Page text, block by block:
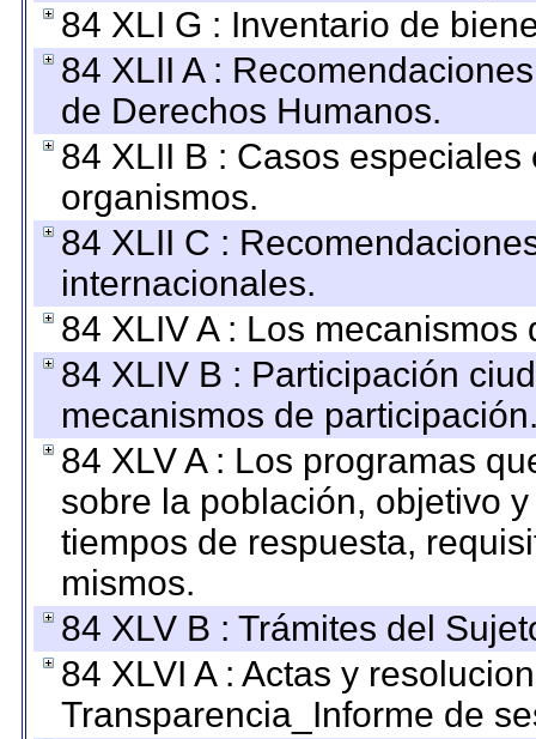
84 XLI G : Inventario de
84 XLII A :
de Derechos Humanos.
84 XLII B : Casos
organismos.
84 XLII C :
internacionales.
84 XLIV A : Los
84 XLIV B : Participación
mecanismos de
84 XLV A : Los programas
sobre la población, objetivo
tiempos de respuesta,
mismos.
84 XLV B : Trámites del
84 XLVI A : Actas y
Transparencia_Informe de